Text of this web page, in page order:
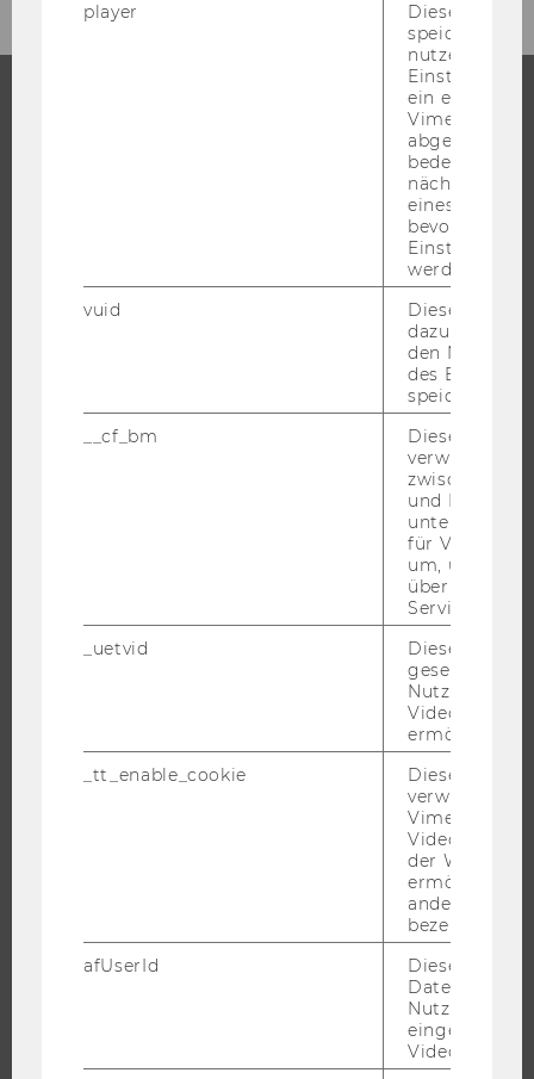
DOKTORAT / PHD
EXECUTIVE EDUCATION
ANGEBOTE FÜR SCHULEN UND STUDIENINTERESSIERTE
FORSCHUNGSPORTAL
ORGANISATION DER FORSCHUNG
FORSCHUNGSINFRASTRUKTUR
ORGANISATION
player
Dieses Cookie
speichert
ein
Vimeo-Video
abgespielt
bedeutet,
nächsten
eines Vimeo-
bevorzugten
werden.
vuid
Dieser
dazu
den
des
speichern.
__cf_bm
Dieses
verwendet,
zwischen
und Bots zu
für Vimeo
um, um
über die
Service zu
_uetvid
Dieses
gesetzt, um
Nutzung des
Videoplayers
ermöglichen
_tt_enable_cookie
Dieses
verwendet,
Vimeo-
der WU-
ermöglichen
andere nicht
bezeichnete
afUserId
Dieses
Daten von
Videos